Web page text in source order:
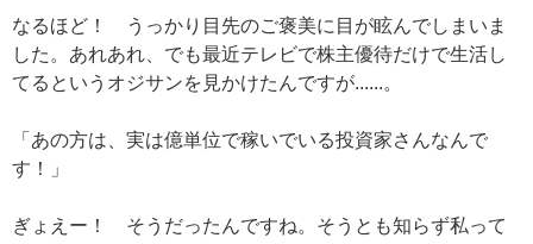
なるほど！ うっかり目先のご褒美に目が眩んでしまいま
した。あれあれ、でも最近テレビで株主優待だけで生活し
てるというオジサンを見かけたんですが......。
「あの方は、実は億単位で稼いでいる投資家さんなんで
す！」
ぎょえー！ そうだったんですね。そうとも知らず私って